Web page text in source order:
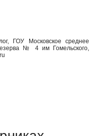
ГОУ Московское среднее
№ 4 им Гомельского,